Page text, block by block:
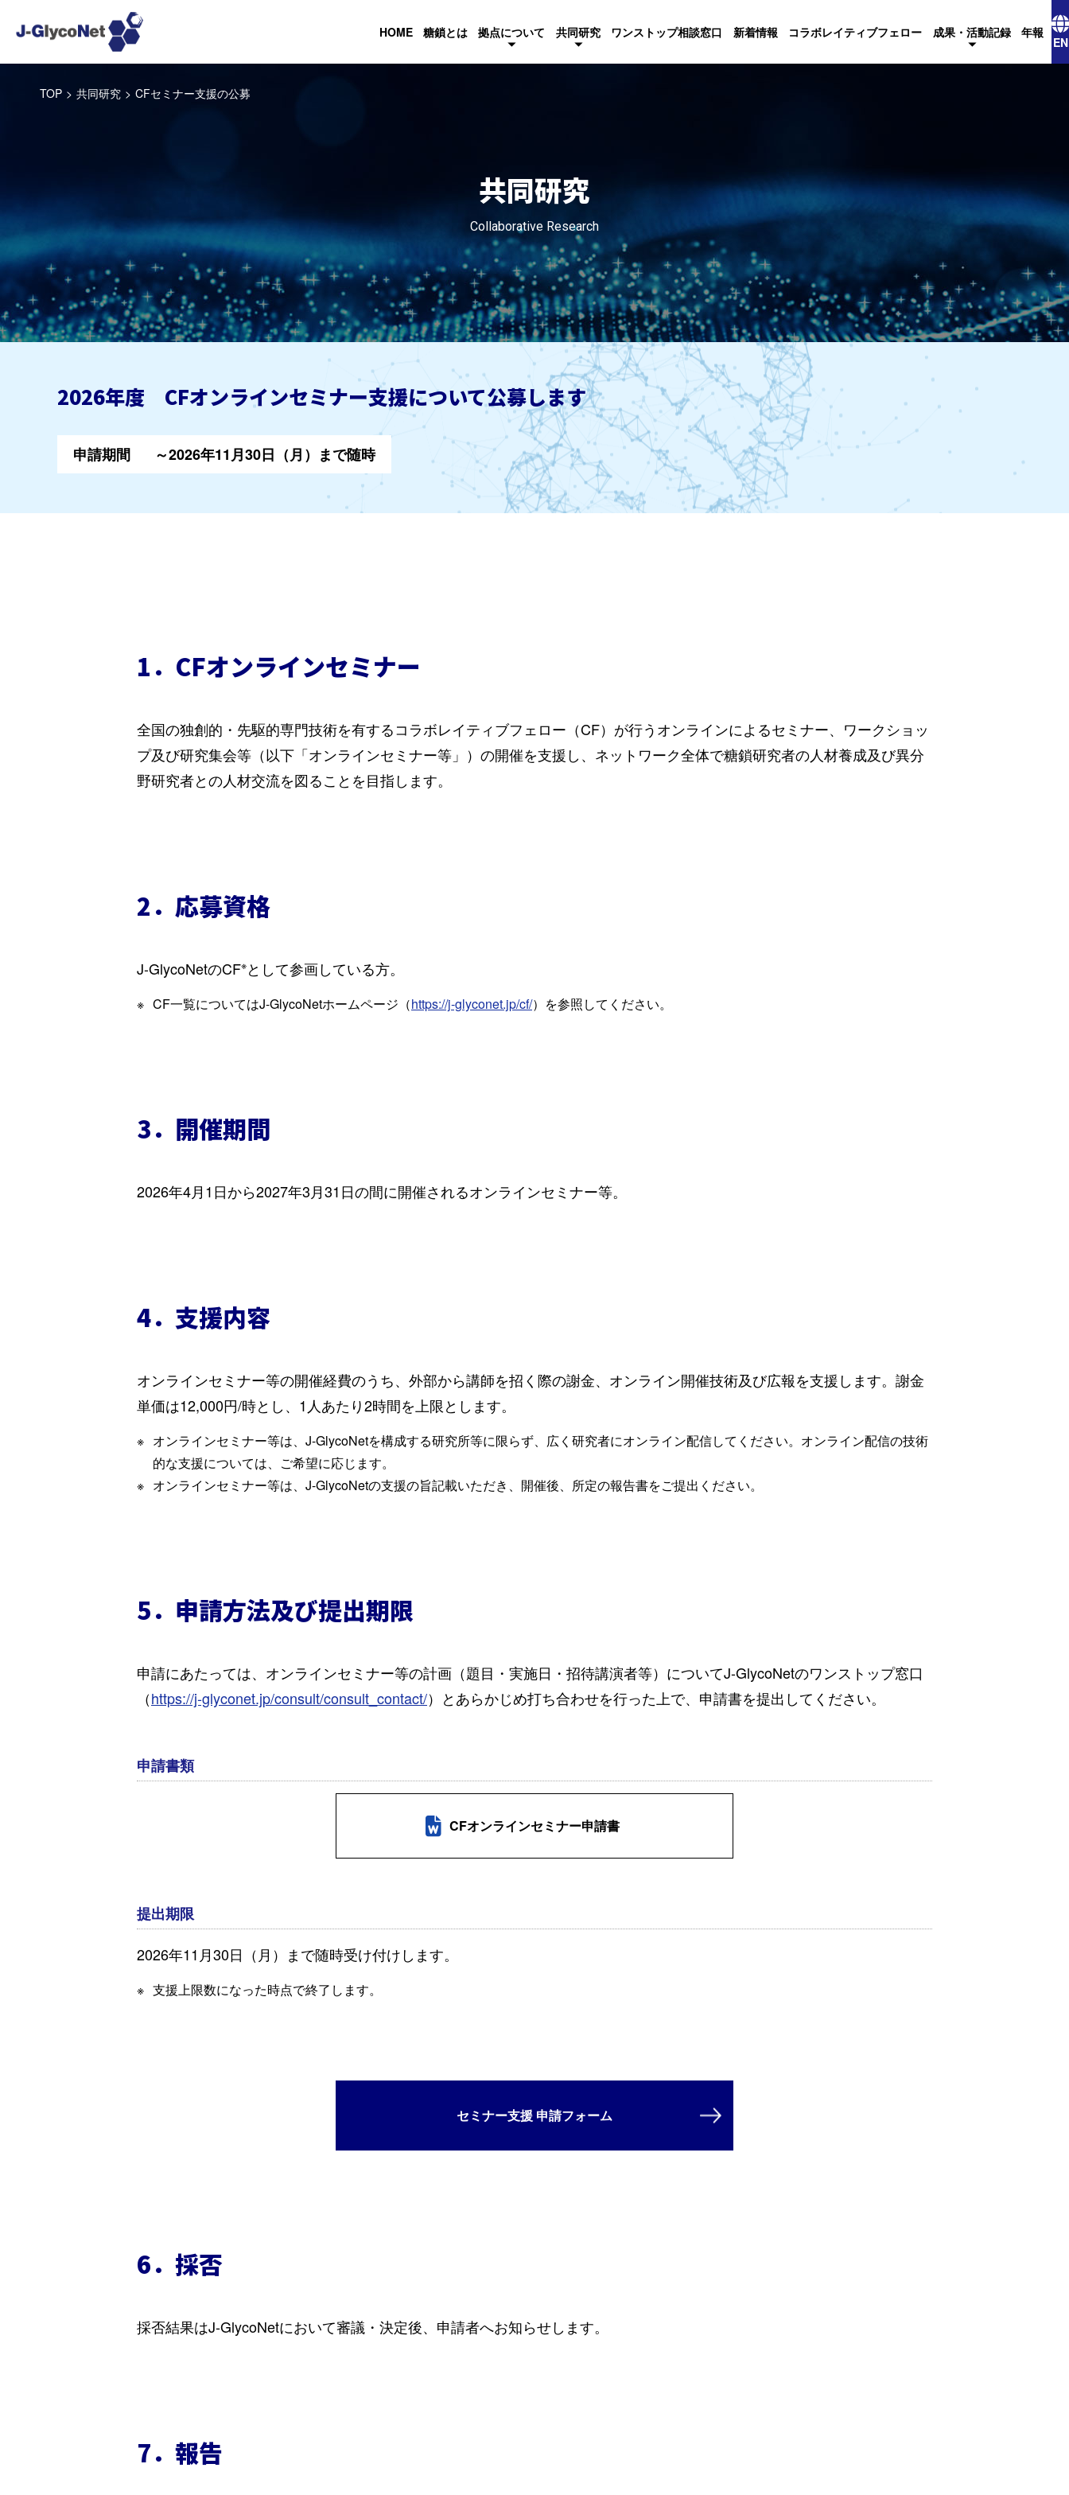
HOME 糖鎖とは 拠点について 共同研究 ワンストップ相談窓口 新着情報 コラボレイティブフェロー 成果・活動記録 年報
EN
TOP > 共同研究 > CFセミナー支援の公募
共同研究
Collaborative Research
2026年度 CFオンラインセミナー支援について公募します
申請期間 ～2026年11月30日（月）まで随時
1．CFオンラインセミナー
全国の独創的・先駆的専門技術を有するコラボレイティブフェロー（CF）が行うオンラインによるセミナー、ワークショッ
プ及び研究集会等（以下「オンラインセミナー等」）の開催を支援し、ネットワーク全体で糖鎖研究者の人材養成及び異分
野研究者との人材交流を図ることを目指します。
2．応募資格
J-GlycoNetのCF※として参画している方。
CF一覧についてはJ-GlycoNetホームページ（https://j-glyconet.jp/cf/）を参照してください。
3．開催期間
2026年4月1日から2027年3月31日の間に開催されるオンラインセミナー等。
4．支援内容
オンラインセミナー等の開催経費のうち、外部から講師を招く際の謝金、オンライン開催技術及び広報を支援します。謝金
単価は12,000円/時とし、1人あたり2時間を上限とします。
オンラインセミナー等は、J-GlycoNetを構成する研究所等に限らず、広く研究者にオンライン配信してください。オンライン配信の技術
的な支援については、ご希望に応じます。
オンラインセミナー等は、J-GlycoNetの支援の旨記載いただき、開催後、所定の報告書をご提出ください。
5．申請方法及び提出期限
申請にあたっては、オンラインセミナー等の計画（題目・実施日・招待講演者等）についてJ-GlycoNetのワンストップ窓口
（https://j-glyconet.jp/consult/consult_contact/）とあらかじめ打ち合わせを行った上で、申請書を提出してください。
申請書類
CFオンラインセミナー申請書
提出期限
2026年11月30日（月）まで随時受け付けします。
支援上限数になった時点で終了します。
セミナー支援 申請フォーム
6．採否
採否結果はJ-GlycoNetにおいて審議・決定後、申請者へお知らせします。
7．報告